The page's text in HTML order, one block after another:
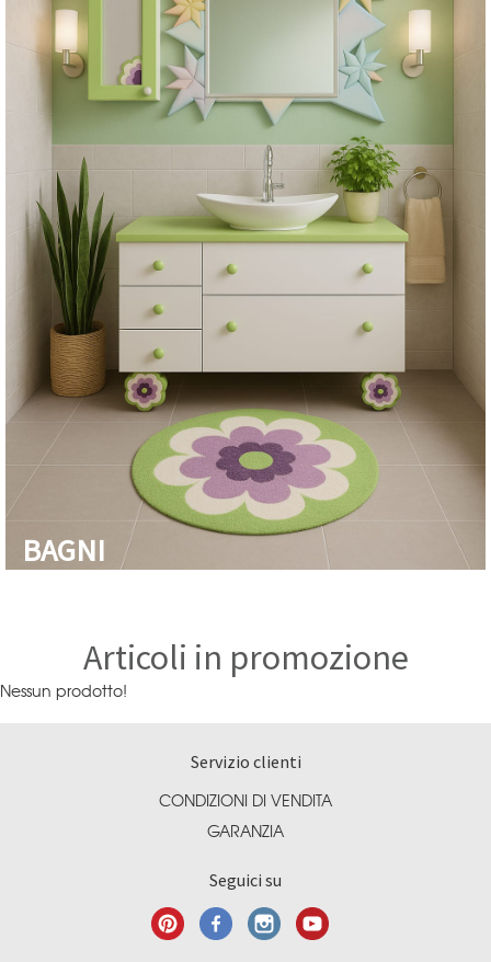
BAGNI
Articoli in promozione
Nessun prodotto!
Servizio clienti
CONDIZIONI DI VENDITA
GARANZIA
Seguici su